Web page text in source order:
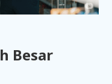
Besar